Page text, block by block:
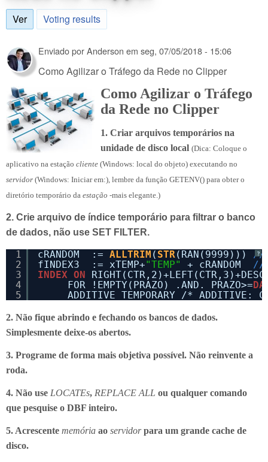
Ver(aba ativa)
Voting results
Enviado porAnderson em seg, 07/05/2018 - 15:06
Como Agilizar o Tráfego da Rede no Clipper
Como Agilizar o Tráfego
da Rede no Clipper
1. Criar arquivos temporários na
unidade de disco local (Dica: Coloque o
aplicativo na estação cliente (Windows: local do objeto) executando no
servidor (Windows: Iniciar em:), lembre da função GETENV() para obter o
diretório temporário da estação -mais elegante.)
2. Crie arquivo de índice temporário para filtrar o banco
de dados, não use SET FILTER.
?
1
2
3
4
5
cRANDOM  := ALLTRIM ( STR(RAN(9999))) //
fINDEX3  := xTEMP+"TEMP" + cRANDOM //
INDEX ON
FOR !EMPTY(PRAZO) .AND. PRAZO>=
ADDITIVE TEMPORARY /*
2. Não fique abrindo e fechando os bancos de dados.
Simplesmente deixe-os abertos.
3. Programe de forma mais objetiva possível. Não reinvente a
roda.
4. Não use LOCATEs, REPLACE ALL ou qualquer comando
que pesquise o DBF inteiro.
5. Acrescente memória ao servidorpara um grande cache de
disco.